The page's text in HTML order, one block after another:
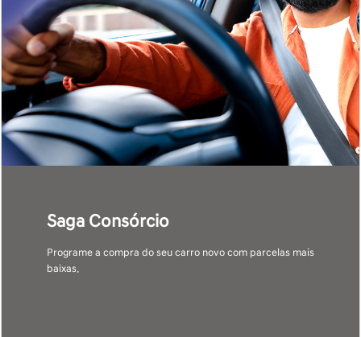
Saga Consórcio
Programe a compra do seu carro novo com parcelas mais
baixas.